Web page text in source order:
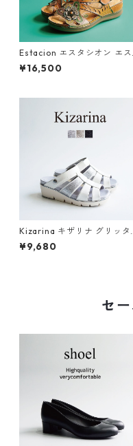
Estacion エスタシオン エス
ック調フラワーカット本革ス
トラップサンダル 2522-5
¥16,500
Kizarina キザリナ グリッタ
モチーフ2WAY厚底グルカサ
ダル KZ675
¥9,680
セ